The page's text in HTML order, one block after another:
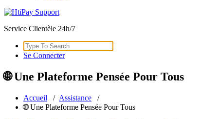
Service Clientèle 24h/7
Search
for:
Se Connecter
🌐 Une Plateforme Pensée Pour Tous
Accueil / Assistance /
🌐 Une Plateforme Pensée Pour Tous